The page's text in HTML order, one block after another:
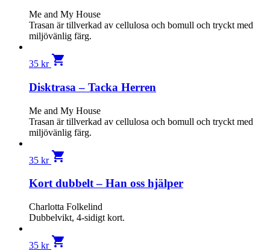
Me and My House
Trasan är tillverkad av cellulosa och bomull och tryckt med
miljövänlig färg.
35 kr shopping_cart
Disktrasa – Tacka Herren
Me and My House
Trasan är tillverkad av cellulosa och bomull och tryckt med
miljövänlig färg.
35 kr shopping_cart
Kort dubbelt – Han oss hjälper
Charlotta Folkelind
Dubbelvikt, 4-sidigt kort.
35 kr shopping_cart